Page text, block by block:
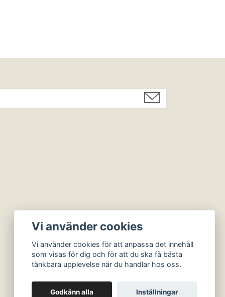
Vi använder cookies
Vi använder cookies för att anpassa det innehåll
som visas för dig och för att du ska få bästa
tänkbara upplevelse när du handlar hos oss.
Godkänn alla Inställningar